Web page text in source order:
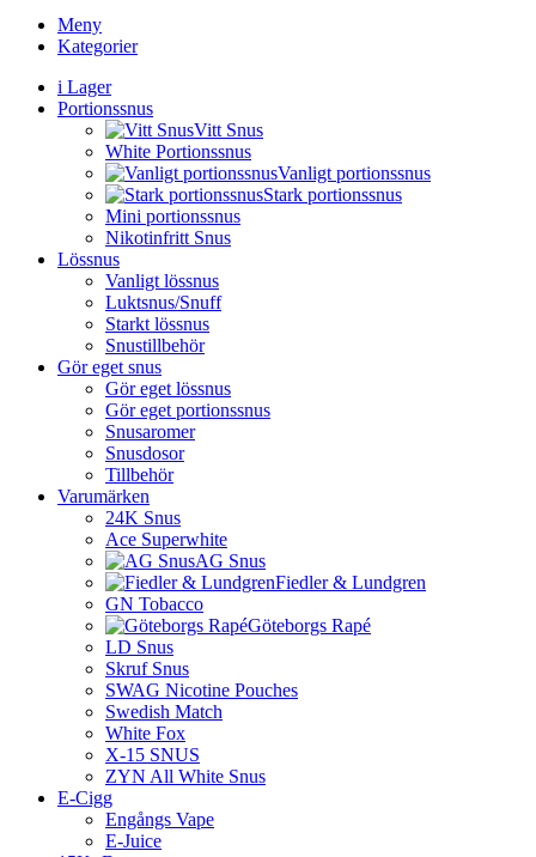
Meny
Kategorier
i Lager
Portionssnus
Vitt Snus
White Portionssnus
Vanligt portionssnus
Stark portionssnus
Mini portionssnus
Nikotinfritt Snus
Lössnus
Vanligt lössnus
Luktsnus/Snuff
Starkt lössnus
Snustillbehör
Gör eget snus
Gör eget lössnus
Gör eget portionssnus
Snusaromer
Snusdosor
Tillbehör
Varumärken
24K Snus
Ace Superwhite
AG Snus
Fiedler & Lundgren
GN Tobacco
Göteborgs Rapé
LD Snus
Skruf Snus
SWAG Nicotine Pouches
Swedish Match
White Fox
X-15 SNUS
ZYN All White Snus
E-Cigg
Engångs Vape
E-Juice